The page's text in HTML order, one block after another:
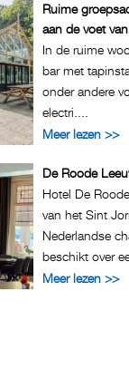
Ruime
aan de voet
In de ruime
bar met
onder andere
electri....
Meer lezen >>
De Roode
Hotel De
van het Sint
Nederlandse
beschikt over
Meer lezen >>